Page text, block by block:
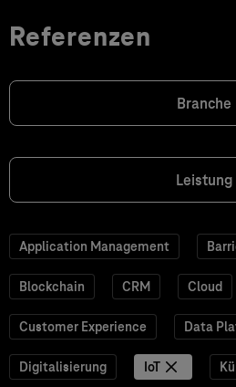
Referenzen
Branche
Leistung
Application Management
Blockchain CRM Cloud
Customer Experience Data
Digitalisierung IoT